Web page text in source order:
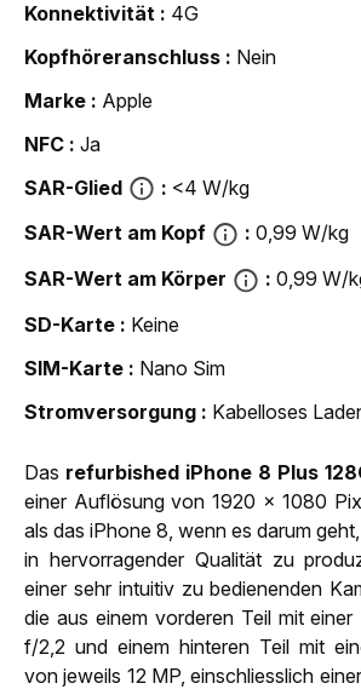
Konnektivität
4G
Kopfhöreranschluss
Nein
Marke
Apple
NFC
Ja
SAR-Glied
<4 W/kg
SAR-Wert am Kopf
0,99 W/kg
SAR-Wert am Körper
0,99 W/
SD-Karte
Keine
SIM-Karte
Nano Sim
Strom­versorgung
Kabelloses
Das refurbished iPhone 8 Plus
einer Auflösung von 1920 x 1080
als das iPhone 8, wenn es darum
in hervorragender Qualität zu
einer sehr intuitiv zu bedienenden
die aus einem vorderen Teil mit
f/2,2 und einem hinteren Teil mit
von jeweils 12 MP, einschliesslich